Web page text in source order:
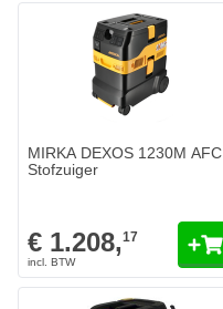
MIRKA DEXOS 1230M AFC
Stofzuiger
€ 1.208,17